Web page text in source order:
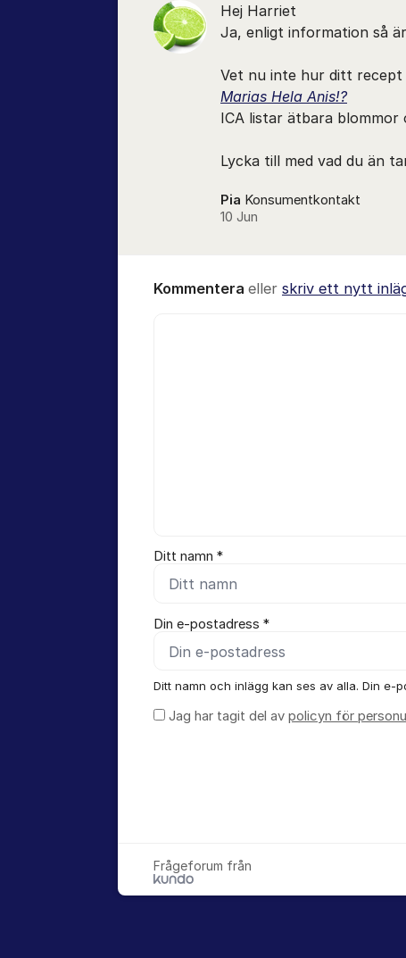
Hej Harriet
Ja, enligt information så
Vet nu inte hur ditt recept
Marias Hela Anis!?
ICA listar ätbara blommor
Lycka till med vad du än
Pia Konsumentkontakt
10 Jun
Kommentera eller skriv ett nytt
Ditt namn *
Din e-postadress *
Ditt namn och inlägg kan ses av alla. Din e-
Jag har tagit del av policyn för
Frågeforum från